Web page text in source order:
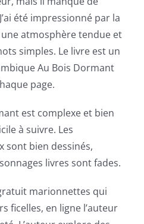
été impressionné par la
atmosphère tendue et
simples. Le livre est un
Au Bois Dormant
page.
est complexe et bien
à suivre. Les
sont bien dessinés,
livres sont fades.
marionnettes qui
ficelles, en ligne l’auteur